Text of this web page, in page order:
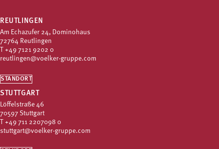
REUTLINGEN
Am Echazufer 24, Dominohaus
72764 Reutlingen
T +49 7121 9202 0
reutlingen@voelker-gruppe.com
STANDORT
STUTTGART
Löffelstraße 46
70597 Stuttgart
T +49 711 2207098 0
stuttgart@voelker-gruppe.com